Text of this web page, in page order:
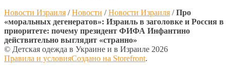
Новости Израиля /Новости /Новости Израиля /Про
«моральных дегенератов»: Израиль в заголовке и Россия в
приоритете: почему президент ФИФА Инфантино
действительно выглядит «странно»
© Детская одежда в Украине и в Израиле 2026
Правила и условияСоздано на Storefront.